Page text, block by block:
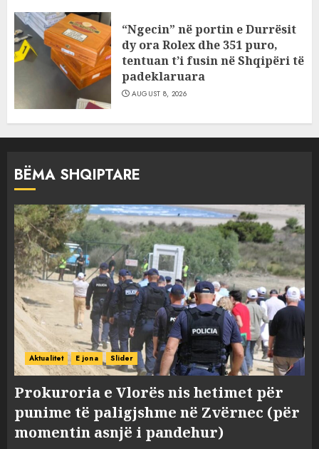
“Ngecin” në portin e Durrësit
dy ora Rolex dhe 351 puro,
tentuan t’i fusin në Shqipëri të
padeklaruara
AUGUST 8, 2026
BËMA SHQIPTARE
Aktualitet E jona Slider
Prokuroria e Vlorës nis hetimet për
punime të paligjshme në Zvërnec (për
momentin asnjë i pandehur)